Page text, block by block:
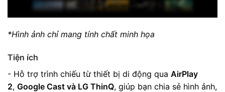
*Hình ảnh chỉ mang tính chất minh họa
Tiện ích
- Hỗ trợ trình chiếu từ thiết bị di động qua AirPlay
2, Google Cast và LG ThinQ, giúp bạn chia sẻ hình ảnh,